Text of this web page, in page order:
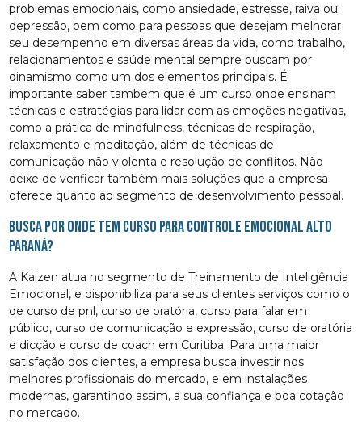
problemas emocionais, como ansiedade, estresse, raiva ou
depressão, bem como para pessoas que desejam melhorar
seu desempenho em diversas áreas da vida, como trabalho,
relacionamentos e saúde mental sempre buscam por
dinamismo como um dos elementos principais. É
importante saber também que é um curso onde ensinam
técnicas e estratégias para lidar com as emoções negativas,
como a prática de mindfulness, técnicas de respiração,
relaxamento e meditação, além de técnicas de
comunicação não violenta e resolução de conflitos. Não
deixe de verificar também mais soluções que a empresa
oferece quanto ao segmento de desenvolvimento pessoal.
Busca por onde tem curso para controle emocional Alto
Paraná?
A Kaizen atua no segmento de Treinamento de Inteligência
Emocional, e disponibiliza para seus clientes serviços como o
de curso de pnl, curso de oratória, curso para falar em
público, curso de comunicação e expressão, curso de oratória
e dicção e curso de coach em Curitiba. Para uma maior
satisfação dos clientes, a empresa busca investir nos
melhores profissionais do mercado, e em instalações
modernas, garantindo assim, a sua confiança e boa cotação
no mercado.